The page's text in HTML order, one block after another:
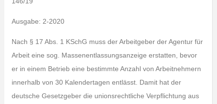
Ausgabe: 2-2020
Nach § 17 Abs. 1 KSchG muss der Arbeitgeber der Agentur für
Arbeit eine sog. Massenentlassungsanzeige erstatten, bevor
er in einem Betrieb eine bestimmte Anzahl von Arbeitnehmern
innerhalb von 30 Kalendertagen entlässt. Damit hat der
deutsche Gesetzgeber die unionsrechtliche Verpflichtung aus